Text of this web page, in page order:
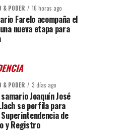
& PODER 16 horas ago
Farelo acompaña el
nueva etapa para
& PODER 3 días ago
Joaquín José
se perfila para
de
y Registro